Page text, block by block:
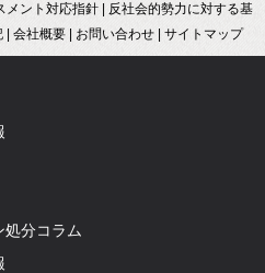
メント対応指針
反社会的勢力に対する基
会社概要 お問い合わせ サイトマップ
処分コラム